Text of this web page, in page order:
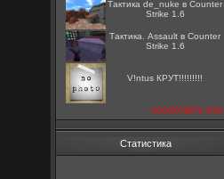
Тактика de_nuke в Counter
Strike 1.6
Тактика. Assault в Counter
Strike 1.6
V!ntus КРУТ!!!!!!!!!
посмотреть все
Статистика